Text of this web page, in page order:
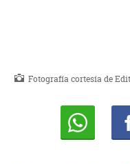
Fotografía cortesía de